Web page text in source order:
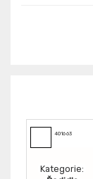
401663
Kategorie: